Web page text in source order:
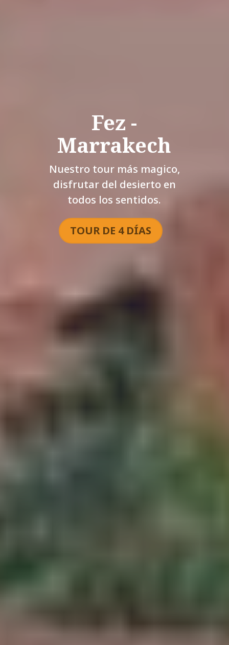
Fez -
Marrakech
Nuestro tour más magico,
disfrutar del desierto en
todos los sentidos.
TOUR DE 4 DÍAS